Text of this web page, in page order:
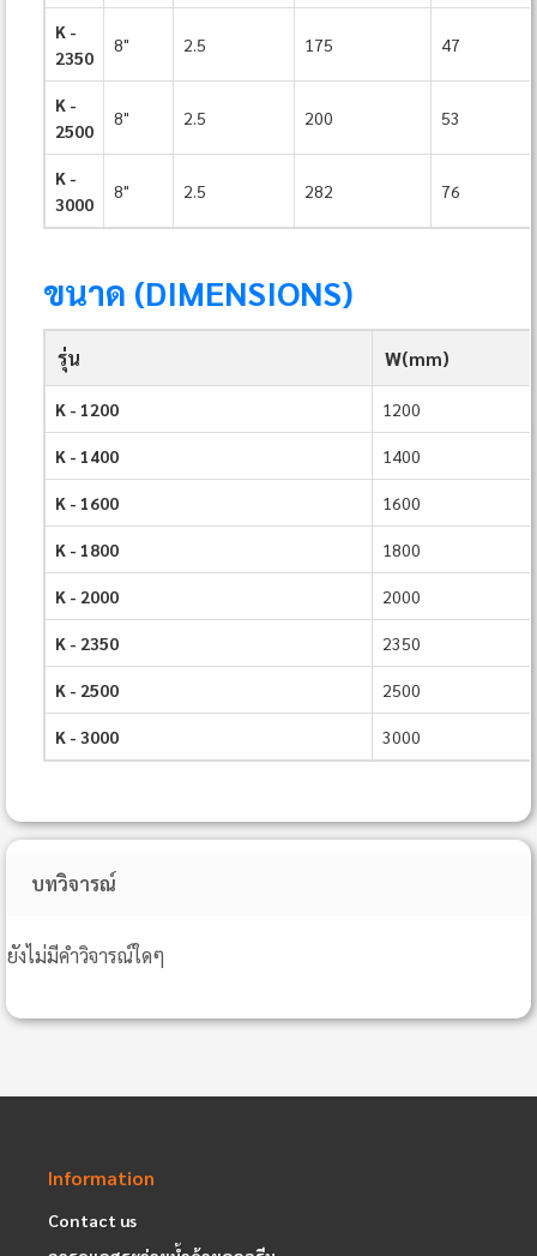
K -
2350
8" 2.5 175 47
K -
2500
8" 2.5 200 53
K -
3000
8" 2.5 282 76
ขนาด (DIMENSIONS)
รุ่น W(mm)
K - 1200 1200
K - 1400 1400
K - 1600 1600
K - 1800 1800
K - 2000 2000
K - 2350 2350
K - 2500 2500
K - 3000 3000
บทวิจารณ์
ยังไม่มีคำวิจารณ์ใดๆ
Information
Contact us